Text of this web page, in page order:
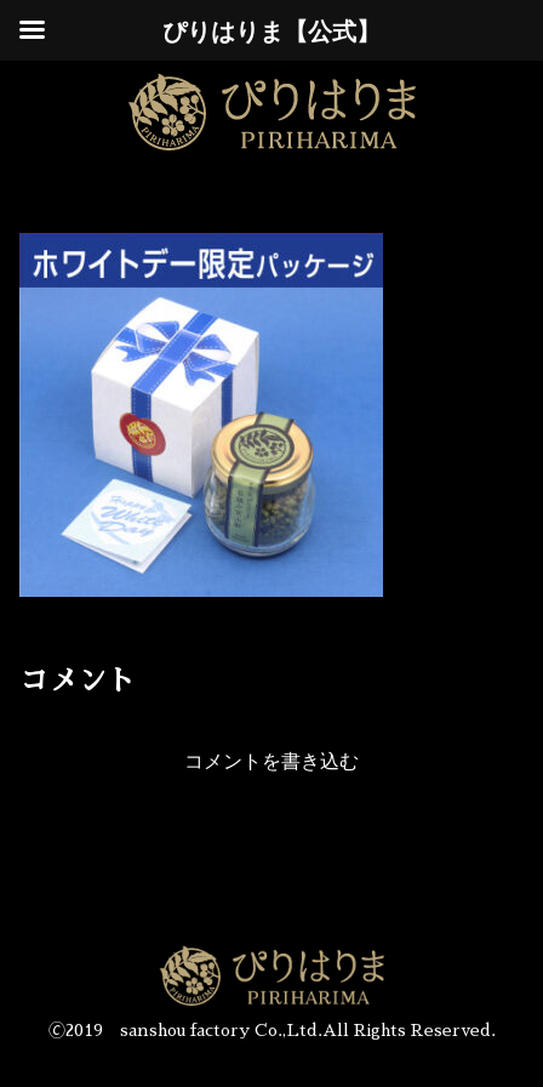
コメント
コメントを書き込む
🄫2019 sanshou factory Co.,Ltd.All Rights Reserved.
ぴりはりま【公式】